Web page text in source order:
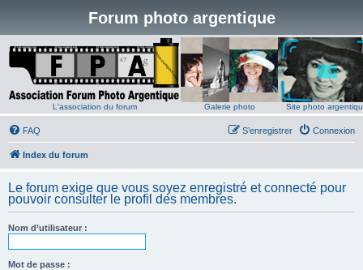
Forum photo argentique
L'association du forum Galerie photo Site photo
FAQ Connexion
S’enregistrer
Index du forum
Le forum exige que vous soyez enregistré et connecté pour
pouvoir consulter le profil des membres.
Nom d’utilisateur :
Mot de passe :